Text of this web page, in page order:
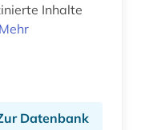
Inhalte
Mehr
Datenbank